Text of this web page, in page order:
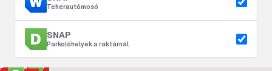
Teherautómosó
SNAP
Parkolóhelyek a raktárnál